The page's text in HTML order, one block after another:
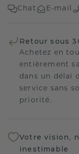
Chat E-mail
Retour sous
Achetez en
entièrement
dans un délai
service sans
priorité.
Votre vision,
inestimable